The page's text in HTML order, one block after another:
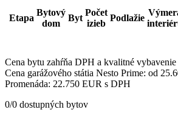
Etapa
Bytový
dom
Byt
Počet
izieb
Podlažie
Cena bytu zahŕňa DPH a kvalitné
Cena garážového státia Nesto Prime: od
Promenáda: 22.750 EUR s DPH
0/0 dostupných bytov